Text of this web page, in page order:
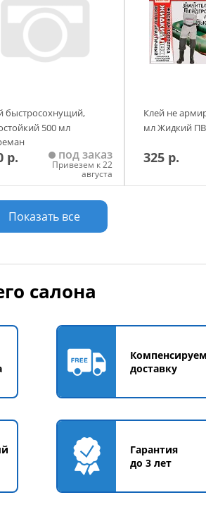
быстросохнущий,
500 мл
р. под заказ
Привезем к 22
августа
в корзину
Клей не
мл Жидкий
325 р.
Показать все
салона
Компенсируем
доставку
Гарантия
до 3 лет